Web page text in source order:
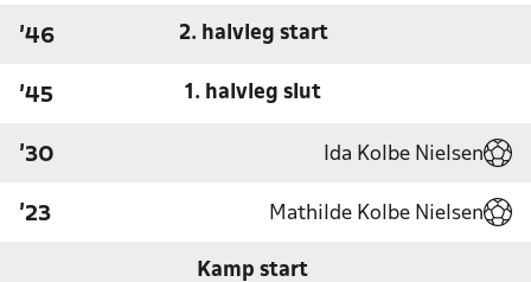
'46 2. halvleg start
'45 1. halvleg slut
'30 Ida Kolbe Nielsen
'23 Mathilde Kolbe Nielsen
Kamp start